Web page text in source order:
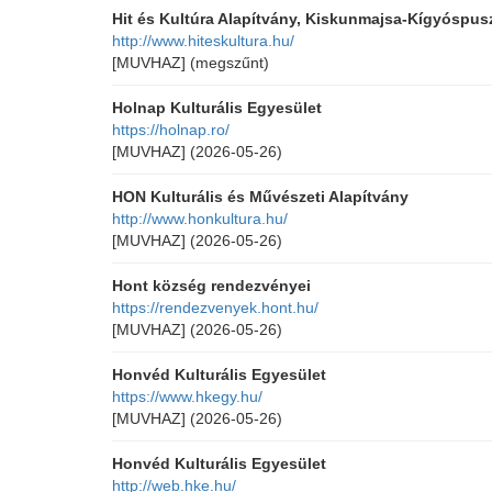
Hit és Kultúra Alapítvány, Kiskunmajsa-
http://www.hiteskultura.hu/
[MUVHAZ] (megszűnt)
Holnap Kulturális Egyesület
https://holnap.ro/
[MUVHAZ] (2026-05-26)
HON Kulturális és Művészeti Alapítvány
http://www.honkultura.hu/
[MUVHAZ] (2026-05-26)
Hont község rendezvényei
https://rendezvenyek.hont.hu/
[MUVHAZ] (2026-05-26)
Honvéd Kulturális Egyesület
https://www.hkegy.hu/
[MUVHAZ] (2026-05-26)
Honvéd Kulturális Egyesület
http://web.hke.hu/